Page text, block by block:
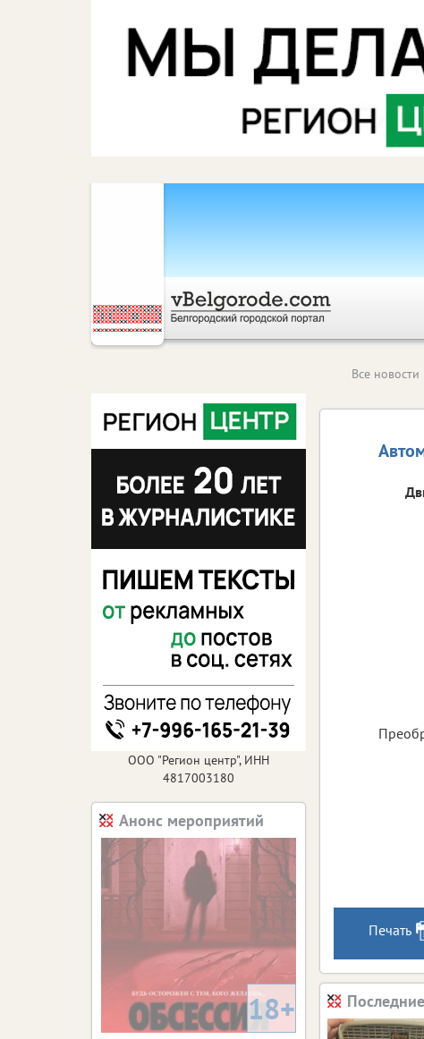
Все новости
Печать
ООО "Регион центр", ИНН
4817003180
Анонс мероприятий
18+